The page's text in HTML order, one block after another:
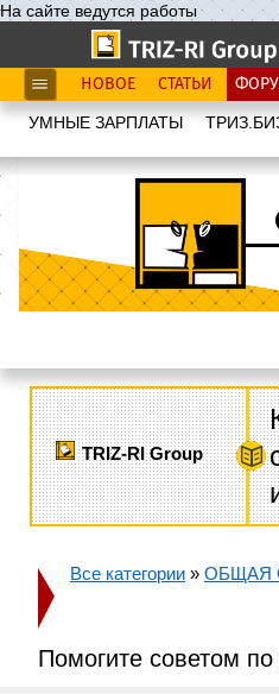
На сайте ведутся работы
НОВОЕ СТАТЬИ
УМНЫЕ ЗАРПЛАТЫ
TRIZ-RI Group
Все категории » ОБЩАЯ
Помогите советом по